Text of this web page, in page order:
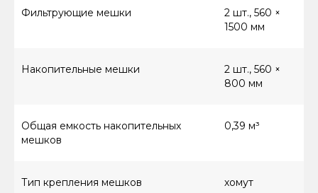
Фильтрующие мешки
2 шт., 560 ×
1500 мм
Накопительные мешки
2 шт., 560 ×
800 мм
Общая емкость накопительных
мешков
0,39 м³
Тип крепления мешков хомут